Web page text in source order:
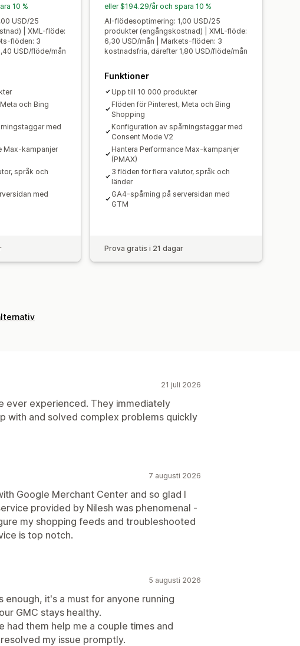
Lagersupport GTIN-hantering Headless
Övervakning av prestanda
10 %
USD/25
| XML-flöde:
flöden: 3
USD/flöde/mån
och Bing
med
Max-kampanjer
språk och
med
eller $194.29/år och spara 10 %
AI-flödesoptimering: 1,00 USD/25
produkter (engångskostnad) | XML-flöde:
6,30 USD/mån | Markets-flöden: 3
kostnadsfria, därefter 1,80 USD/flöde/mån
Funktioner
Upp till 10 000 produkter
Flöden för Pinterest, Meta och Bing
Shopping
Konfiguration av spårningstaggar med
Consent Mode V2
Hantera Performance Max-kampanjer
(PMAX)
3 flöden för flera valutor, språk och
länder
GA4-spårning på serversidan med
GTM
Prova gratis i 21 dagar
21 juli 2026
ever experienced. They immediately
with and solved complex problems quickly
7 augusti 2026
Google Merchant Center and so glad I
provided by Nilesh was phenomenal -
my shopping feeds and troubleshooted
is top notch.
5 augusti 2026
enough, it's a must for anyone running
GMC stays healthy.
them help me a couple times and
my issue promptly.